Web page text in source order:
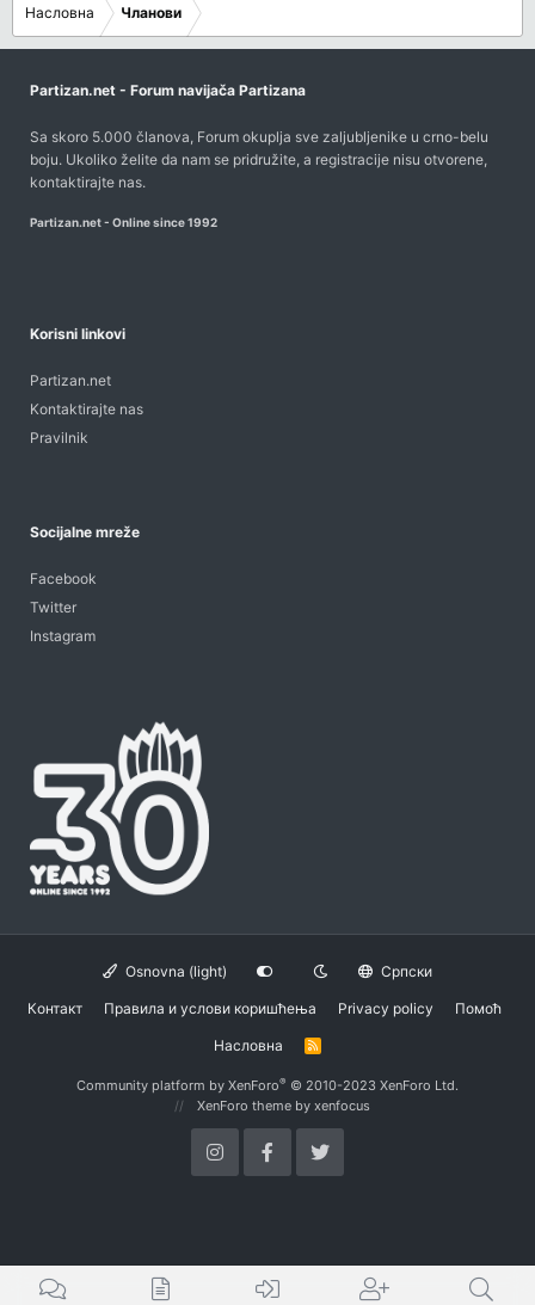
Насловна Чланови
Partizan.net - Forum navijača Partizana
Sa skoro 5.000 članova, Forum okuplja sve zaljubljenike u crno-belu
boju. Ukoliko želite da nam se pridružite, a registracije nisu otvorene,
kontaktirajte nas.
Partizan.net - Online since 1992
Korisni linkovi
Partizan.net
Kontaktirajte nas
Pravilnik
Socijalne mreže
Facebook
Twitter
Instagram
Osnovna (light) Српски
Контакт Правила и услови коришћења Privacy policy Помоћ
Насловна
R
Community platform by XenForo® © 2010-2023 XenForo Ltd.
XenForo theme by xenfocus